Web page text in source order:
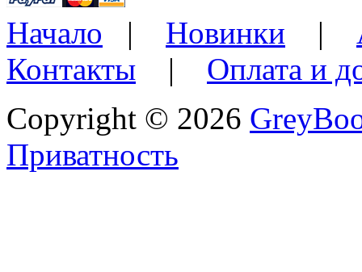
Начало | Новинки |
Контакты | Оплата и
Copyright © 2026
Приватность